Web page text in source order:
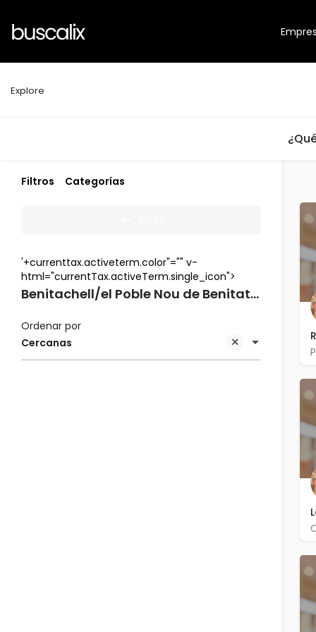
Explore
Filtros Categorías
'+currenttax.activeterm.color"="" v-
html="currentTax.activeTerm.single_icon">
Benitachell/el Poble Nou de Benitatxell
Cercanas
Ordenar por